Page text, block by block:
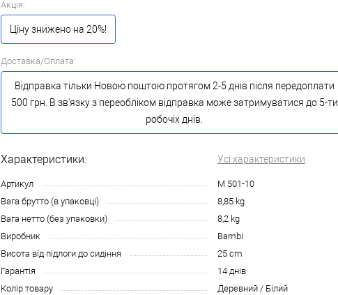
Акція:
Ціну знижено на 20%!
Доставка/Оплата:
Відправка тільки Новою поштою протягом 2-5 днів після передоплати
500 грн. В зв'язку з переобліком відправка може затримуватися до 5-ти
робочіх днів.
Характеристики: Усі характеристики
Артикул
M 501-10
Вага брутто (в упаковці)
8,85 kg
Вага нетто (без упаковки)
8,2 kg
Виробник
Bambi
Висота від підлоги до сидіння
25 cm
Гарантія
14 днів
Колір товару
Деревний / Білий